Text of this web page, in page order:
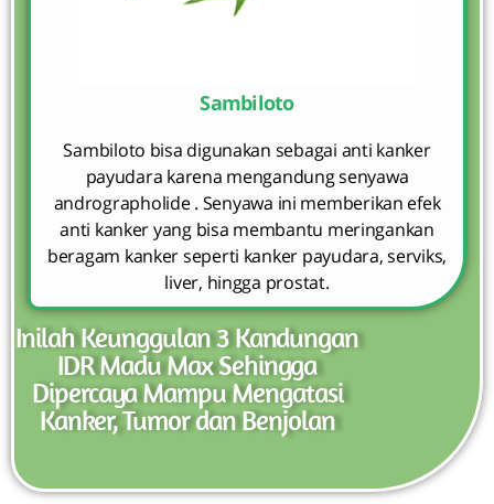
Sambiloto
Sambiloto bisa digunakan sebagai anti kanker
payudara karena mengandung senyawa
andrographolide . Senyawa ini memberikan efek
anti kanker yang bisa membantu meringankan
beragam kanker seperti kanker payudara, serviks,
liver, hingga prostat.
Inilah Keunggulan 3 Kandungan
IDR Madu Max Sehingga
Dipercaya Mampu Mengatasi
Kanker, Tumor dan Benjolan